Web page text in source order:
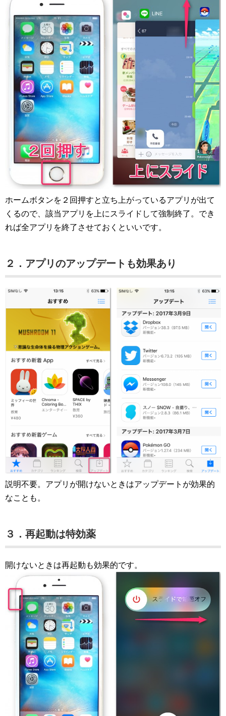
ホームボタンを２回押すと立ち上がっているアプリが出て
くるので、該当アプリを上にスライドして強制終了。でき
れば全アプリを終了させておくといいです。
２．アプリのアップデートも効果あり
説明不要。アプリが開けないときはアップデートが効果的
なことも。
３．再起動は特効薬
開けないときは再起動も効果的です。